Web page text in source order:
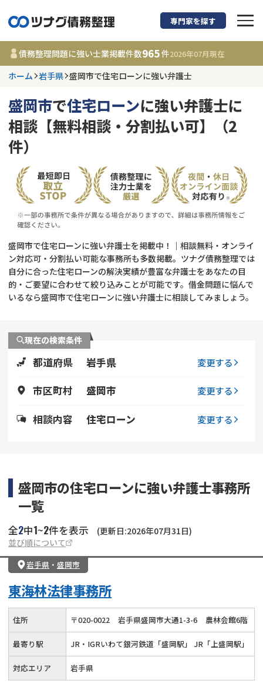
債務整理に強い弁
岩手県
事務所 965
件
更新日 :2026年07月31日
相談内容で探す
借金返済相談・交渉
時効援用
会社破産・法人破産
費用相場
債務整理
個人再生（民事再生）
専門家を探す
債務整理問題に強い士業掲載件数965件2026年07月現在
ホーム 岩手県 盛岡市で住宅ローンに強い弁護士
盛岡市で住宅ローンに強い弁護士に
相談【無料相談・分割払い可】（2
件）
盛岡市で住宅ローンに強い弁護士を掲載中！｜相談無料・オンライ
ン対応可・分割払い可能な事務所も多数掲載。ツナグ債務整理では
自分に合った住宅ローンの解決実績が豊富な弁護士をあなたの目
的・ご要望に合わせて絞り込みことが可能です。借金問題に悩んで
いるなら盛岡市で住宅ローンに強い弁護士に相談してみましょう。
現在の検索条件
都道府県 岩手県 変更する
市区町村 盛岡市 変更する
相談内容 住宅ローン 変更する
盛岡市の住宅ローンに強い弁護士事務所
一覧
全2中1~2件を表示
(更新日:2026年07月31日)
並び順について
岩手県 ・ 盛岡市
東海林法律事務所
住所 〒020-0022 岩手県盛岡市大通1-3-6 農林会館6階
最寄り駅 JR・IGRいわて銀河鉄道「盛岡駅」 JR「上盛岡駅」
対応エリア 岩手県